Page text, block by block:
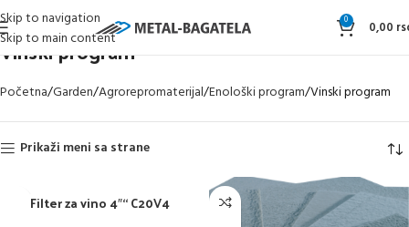
Skip to navigation
Skip to main content
0 0,00
Vinski program
Početna Garden Agrorepromaterijal Enološki program Vinski program
Prikaži meni sa strane
Filter za vino 4″“ C20V4